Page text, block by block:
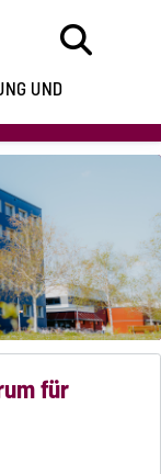
UND
für